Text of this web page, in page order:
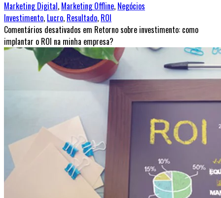
Marketing Digital, Marketing Offline, Negócios
Investimento, Lucro, Resultado, ROI
Comentários desativados em Retorno sobre investimento: como
implantar o ROI na minha empresa?